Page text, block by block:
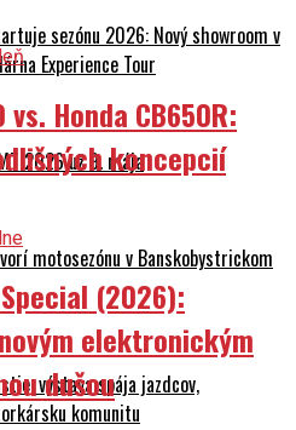
sezónu 2026: Nový showroom v
Experience Tour
2026 už 9. mája
motosezónu v Banskobystrickom
výstava spája jazdcov,
komunitu
Honda CB650R:
koncepcií
Special (2026):
elektronickým
dušou